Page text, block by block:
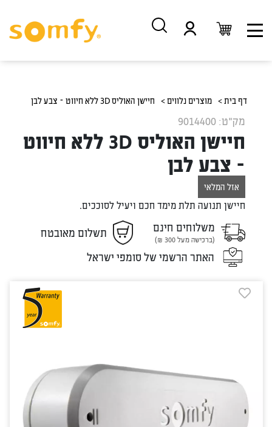
דף בית > מוצרים נלווים > חיישן האוליס 3D ללא חיווט – צבע לבן
אזל במלאי
מק"ט: 9014400
חיישן האוליס 3D ללא חיווט
– צבע לבן
אזל המלאי
חיישן תנועה תלת מימד חכם ויעיל לסוככים.
משלוחים חינם
(ברכישה מעל 300 ₪)
תשלום מאובטח
האתר הרשמי של סומפי ישראל